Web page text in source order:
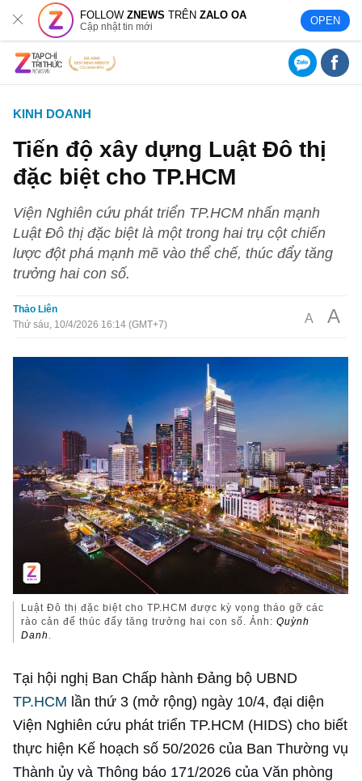
FOLLOWZNEWS TRÊNZALO OA
Cập nhật tin mới OPEN
KINH DOANH
Tiến độ xây dựng Luật Đô thị
đặc biệt cho TP.HCM
Viện Nghiên cứu phát triển TP.HCM nhấn mạnh
Luật Đô thị đặc biệt là một trong hai trụ cột chiến
lược đột phá mạnh mẽ vào thể chế, thúc đẩy tăng
trưởng hai con số.
Thảo Liên
Thứ sáu, 10/4/2026 16:14 (GMT+7)
A A
Luật Đô thị đặc biệt cho TP.HCM được kỳ vọng tháo gỡ các
rào cản để thúc đẩy tăng trưởng hai con số. Ảnh:Quỳnh
Danh .
Tại hội nghị Ban Chấp hành Đảng bộ UBND
TP.HCM lần thứ 3 (mở rộng) ngày 10/4, đại diện
Viện Nghiên cứu phát triển TP.HCM (HIDS) cho biết
thực hiện Kế hoạch số 50/2026 của Ban Thường vụ
Thành ủy và Thông báo 171/2026 của Văn phòng